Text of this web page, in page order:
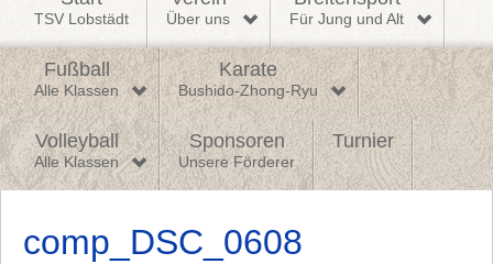
TSV Lobstädt Über uns Für Jung und Alt
Fußball
Alle Klassen
Karate
Bushido-Zhong-Ryu
Volleyball
Alle Klassen
Sponsoren
Unsere Förderer
Turnier
comp_DSC_0608